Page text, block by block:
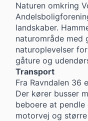
Naturen omkring
landskaber.
naturområde med
naturoplevelser
gåture og
Transport
Fra Ravndalen 36
Der kører busser
beboere at
motorvej og